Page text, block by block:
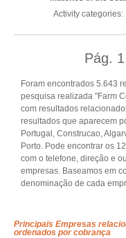
Activity categories:
Pág. 1
Foram encontrados 5.643
pesquisa realizada "Farm
com resultados
resultados que aparecem
Portugal, Construcao,
Porto. Pode encontrar os
com o telefone, direção e
empresas. Baseamos em
denominação de cada
Principais Empresas
ordenados por cobrança